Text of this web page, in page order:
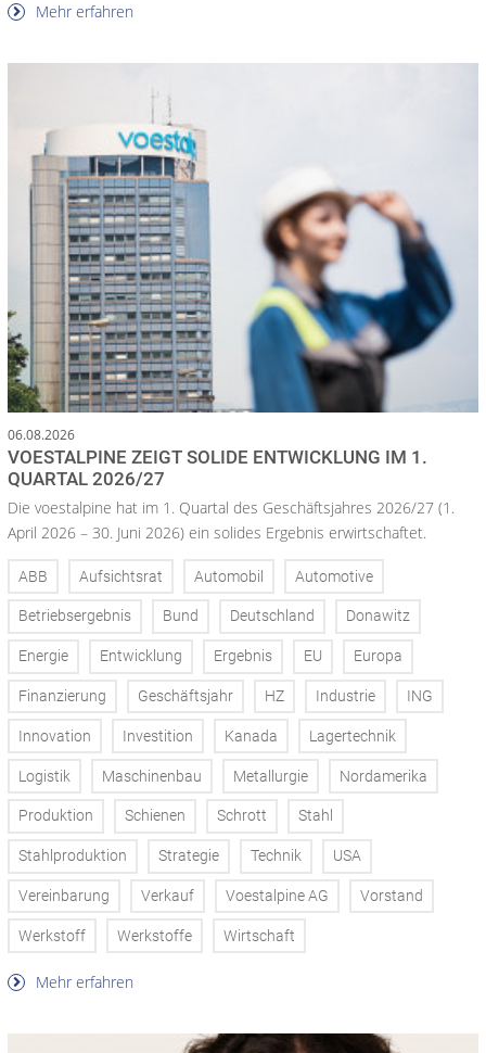
Mehr erfahren
06.08.2026
VOESTALPINE ZEIGT SOLIDE ENTWICKLUNG IM 1.
QUARTAL 2026/27
Die voestalpine hat im 1. Quartal des Geschäftsjahres 2026/27 (1.
April 2026 – 30. Juni 2026) ein solides Ergebnis erwirtschaftet.
ABB Aufsichtsrat Automobil Automotive
Betriebsergebnis Bund Deutschland Donawitz
Energie Entwicklung Ergebnis EU Europa
Finanzierung Geschäftsjahr HZ Industrie ING
Innovation Investition Kanada Lagertechnik
Logistik Maschinenbau Metallurgie Nordamerika
Produktion Schienen Schrott Stahl
Stahlproduktion Strategie Technik USA
Vereinbarung Verkauf Voestalpine AG Vorstand
Werkstoff Werkstoffe Wirtschaft
Mehr erfahren